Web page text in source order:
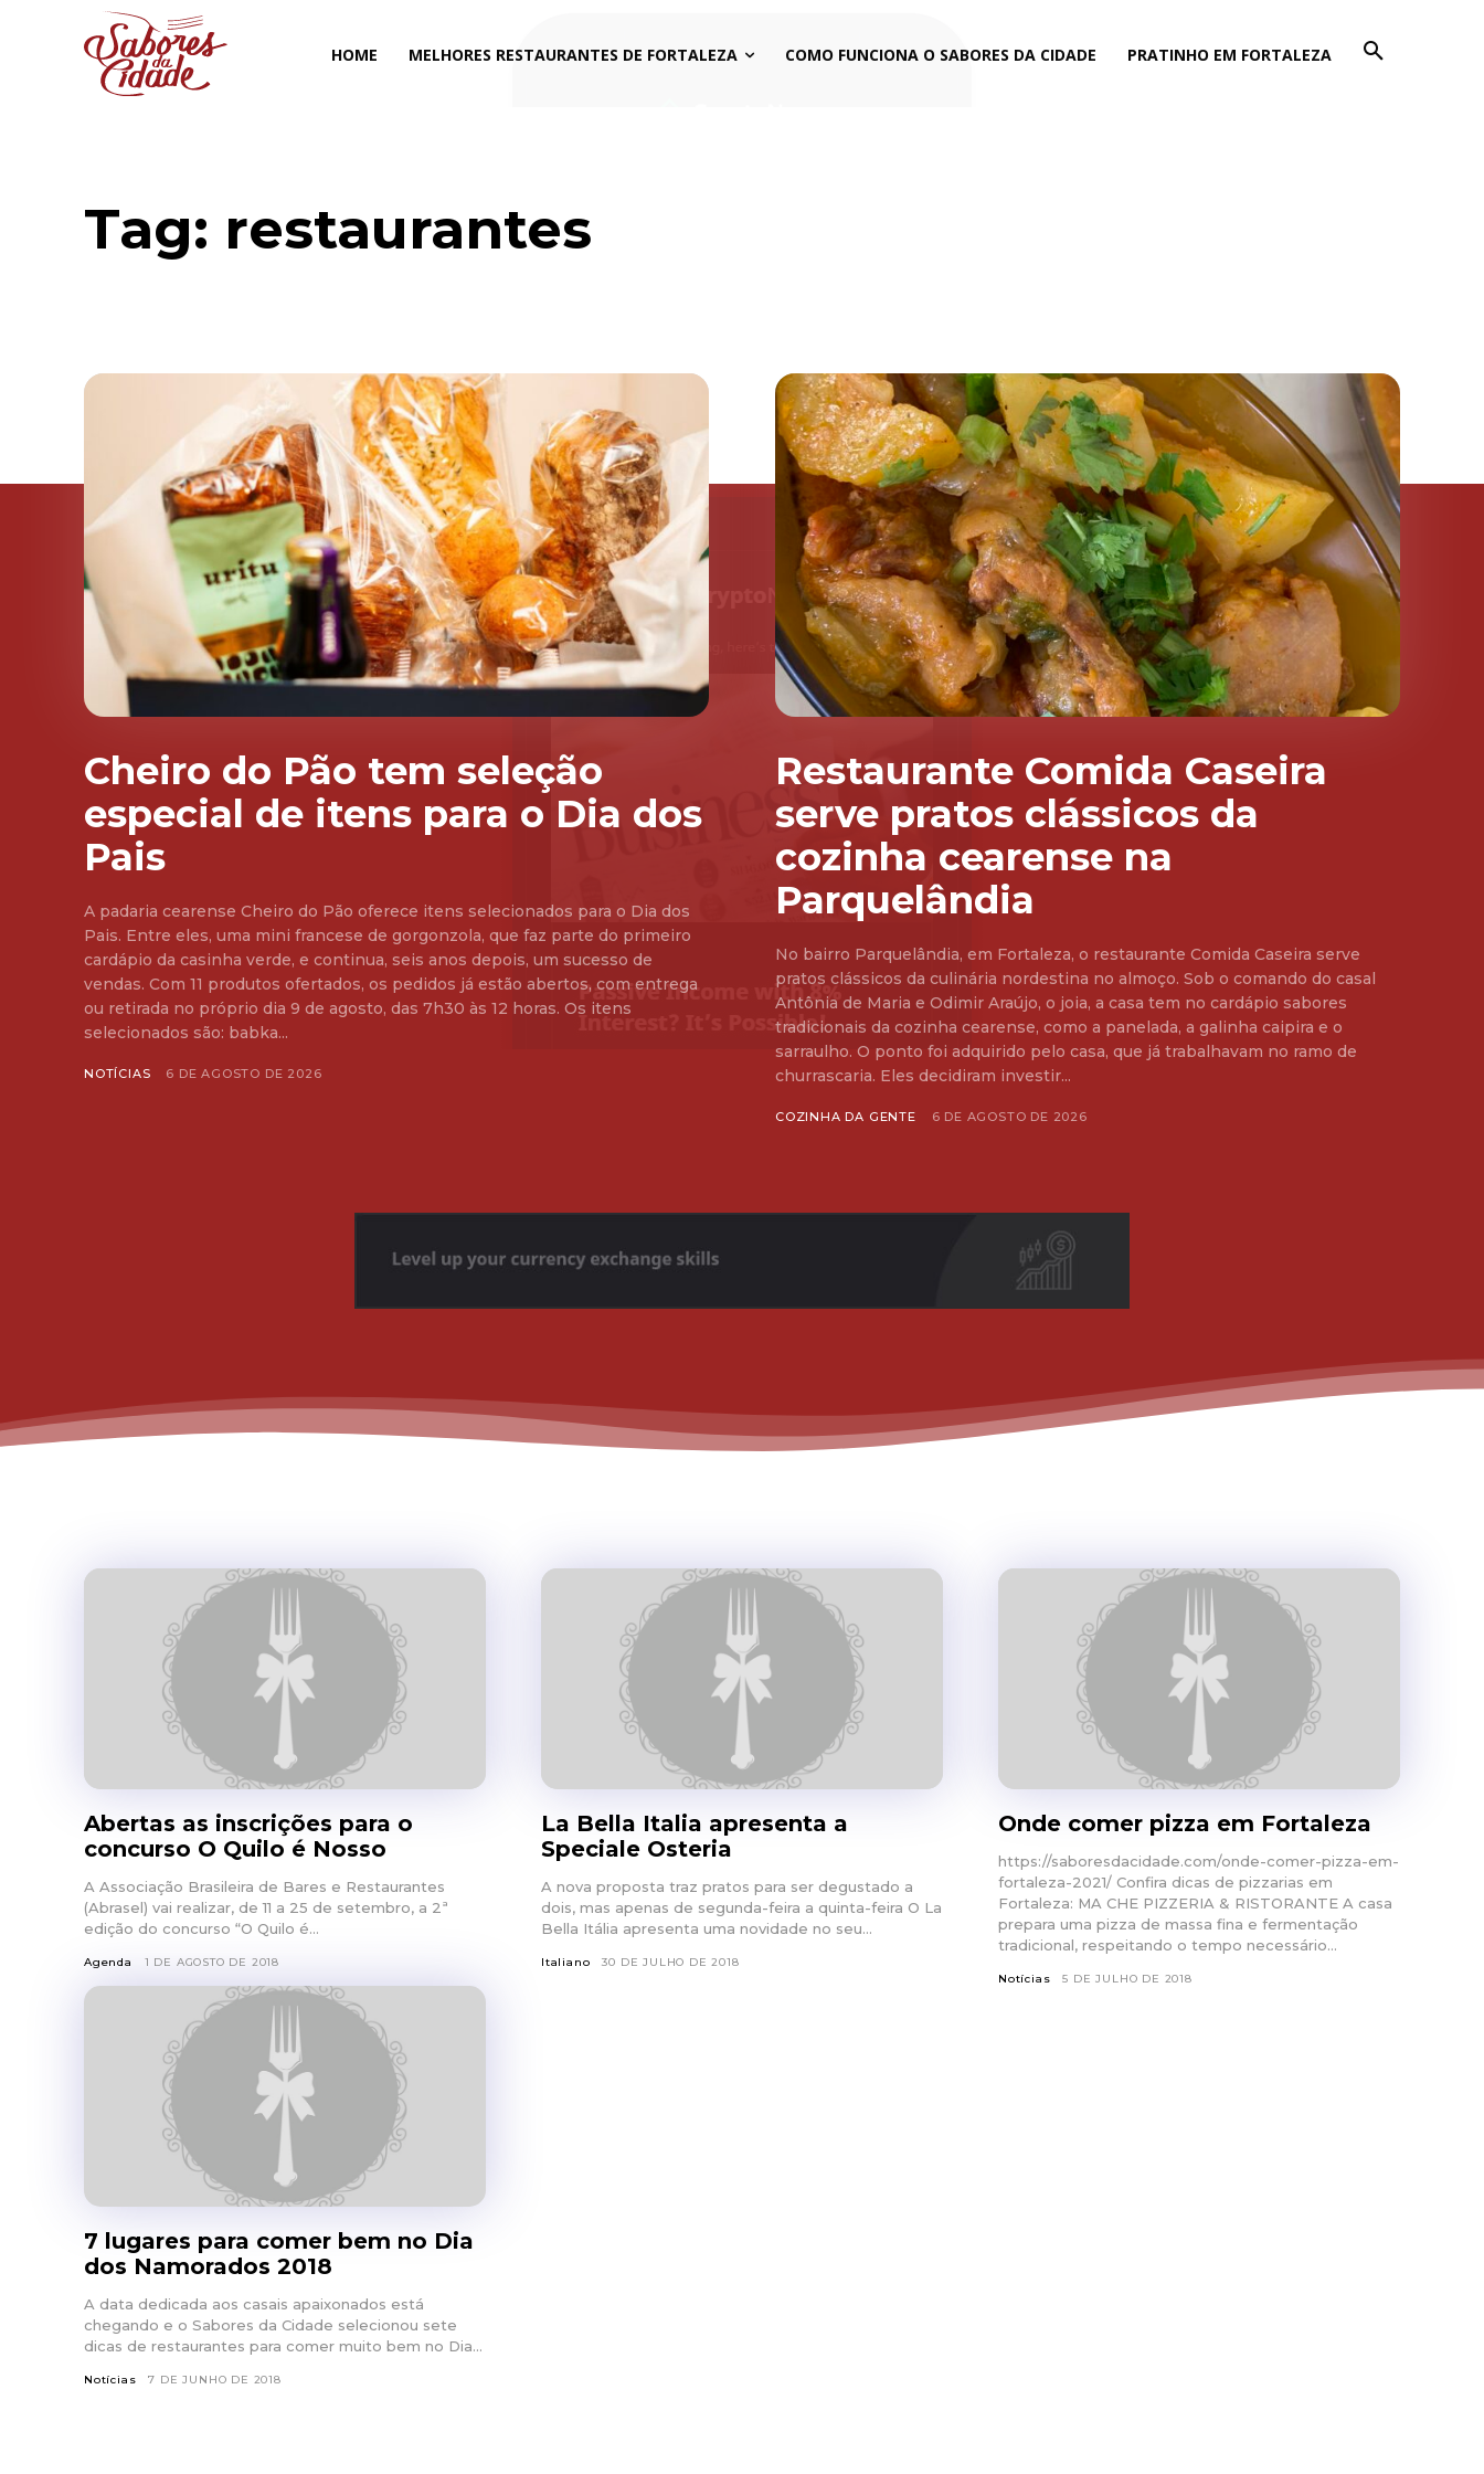
HOME MELHORES RESTAURANTES DE FORTALEZA COMO FUNCIONA O SABORES DA CIDADE PRATINHO EM FORTALEZA
Tag: restaurantes
Cheiro do Pão tem seleção
especial de itens para o Dia dos
Pais
A padaria cearense Cheiro do Pão oferece itens selecionados para o Dia dos
Pais. Entre eles, uma mini francese de gorgonzola, que faz parte do primeiro
cardápio da casinha verde, e continua, seis anos depois, um sucesso de
vendas. Com 11 produtos ofertados, os pedidos já estão abertos, com entrega
ou retirada no próprio dia 9 de agosto, das 7h30 às 12 horas. Os itens
selecionados são: babka...
NOTÍCIAS 6 DE AGOSTO DE 2026
Restaurante Comida Caseira
serve pratos clássicos da
cozinha cearense na
Parquelândia
No bairro Parquelândia, em Fortaleza, o restaurante Comida Caseira serve
pratos clássicos da culinária nordestina no almoço. Sob o comando do casal
Antônia de Maria e Odimir Araújo, o joia, a casa tem no cardápio sabores
tradicionais da cozinha cearense, como a panelada, a galinha caipira e o
sarraulho. O ponto foi adquirido pelo casa, que já trabalhavam no ramo de
churrascaria. Eles decidiram investir...
COZINHA DA GENTE 6 DE AGOSTO DE 2026
Abertas as inscrições para o
concurso O Quilo é Nosso
A Associação Brasileira de Bares e Restaurantes
(Abrasel) vai realizar, de 11 a 25 de setembro, a 2ª
edição do concurso “O Quilo é...
Agenda 1 DE AGOSTO DE 2018
La Bella Italia apresenta a
Speciale Osteria
A nova proposta traz pratos para ser degustado a
dois, mas apenas de segunda-feira a quinta-feira O La
Bella Itália apresenta uma novidade no seu...
Italiano 30 DE JULHO DE 2018
Onde comer pizza em Fortaleza
https://saboresdacidade.com/onde-comer-pizza-em-
fortaleza-2021/ Confira dicas de pizzarias em
Fortaleza: MA CHE PIZZERIA & RISTORANTE A casa
prepara uma pizza de massa fina e fermentação
tradicional, respeitando o tempo necessário...
Notícias 5 DE JULHO DE 2018
7 lugares para comer bem no Dia
dos Namorados 2018
A data dedicada aos casais apaixonados está
chegando e o Sabores da Cidade selecionou sete
dicas de restaurantes para comer muito bem no Dia...
Notícias 7 DE JUNHO DE 2018